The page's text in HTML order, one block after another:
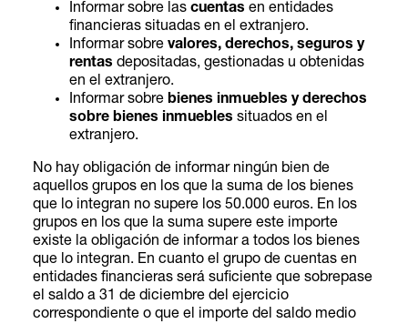
Informar sobre lascuentas en entidades
financieras situadas en el extranjero.
Informar sobrevalores, derechos, seguros y
rentas depositadas, gestionadas u obtenidas
en el extranjero.
Informar sobre bienes inmuebles y derechos
sobre bienes inmuebles situados en el
extranjero.
No hay obligación de informar ningún bien de
aquellos grupos en los que la suma de los bienes
que lo integran no supere los 50.000 euros. En los
grupos en los que la suma supere este importe
existe la obligación de informar a todos los bienes
que lo integran. En cuanto el grupo de cuentas en
entidades financieras será suficiente que sobrepase
el saldo a ​​31 de diciembre del ejercicio
correspondiente o que el importe del saldo medio